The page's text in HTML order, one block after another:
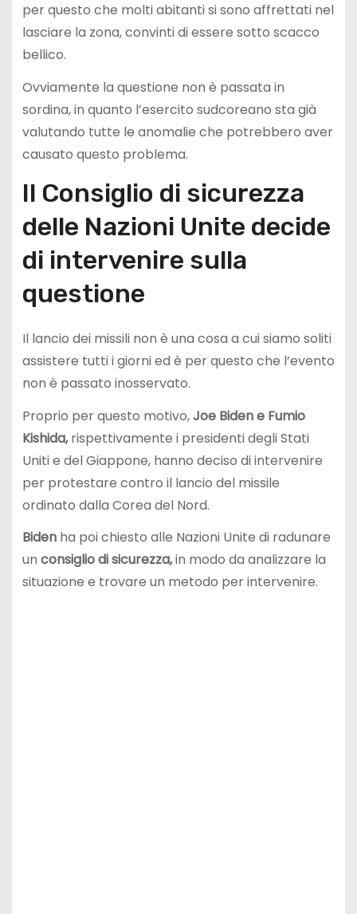
per questo che molti abitanti si sono affrettati nel
lasciare la zona, convinti di essere sotto scacco
bellico.
Ovviamente la questione non è passata in
sordina, in quanto l’esercito sudcoreano sta già
valutando tutte le anomalie che potrebbero aver
causato questo problema.
Il Consiglio di sicurezza
delle Nazioni Unite decide
di intervenire sulla
questione
Il lancio dei missili non è una cosa a cui siamo soliti
assistere tutti i giorni ed è per questo che l’evento
non è passato inosservato.
Proprio per questo motivo,Joe Biden e Fumio
Kishida,rispettivamente i presidenti degli Stati
Uniti e del Giappone, hanno deciso di intervenire
per protestare contro il lancio del missile
ordinato dalla Corea del Nord.
Bidenha poi chiesto alle Nazioni Unite di radunare
un consiglio di sicurezza,in modo da analizzare la
situazione e trovare un metodo per intervenire.